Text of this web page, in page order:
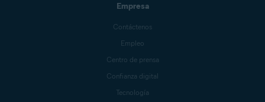
Empresa
Contáctenos
Empleo
Centro de prensa
Confianza digital
Tecnología